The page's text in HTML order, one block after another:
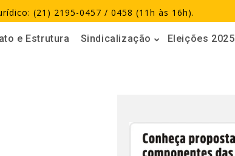
(21) 2195-0457 / 0458 (11h às 16h).
e Estrutura Sindicalização
Eleições 2025